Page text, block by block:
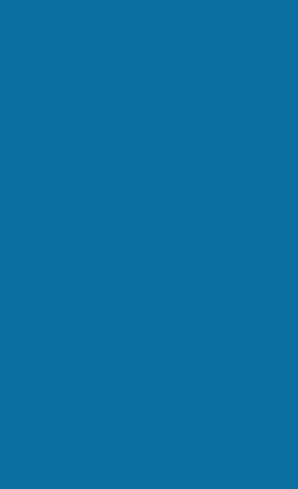
Расчет окупаемости
Подбор
Поэтапное внедрение
Такая последовательность
контролировать бюджет
Стоит ли торопиться и
На одном из объектов в
позволила семье начать
Экологичные
современная